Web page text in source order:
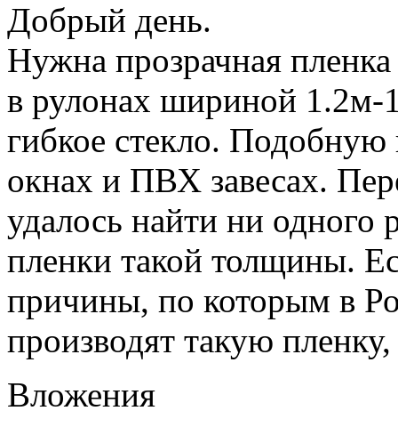
Добрый день.
Нужна прозрачная
в рулонах шириной 1.2м-
гибкое стекло.
окнах и ПВХ завесах.
удалось найти ни одного
пленки такой толщины.
причины, по которым в
производят такую
Вложения